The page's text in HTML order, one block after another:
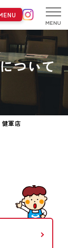
MENU
ついて
健軍店